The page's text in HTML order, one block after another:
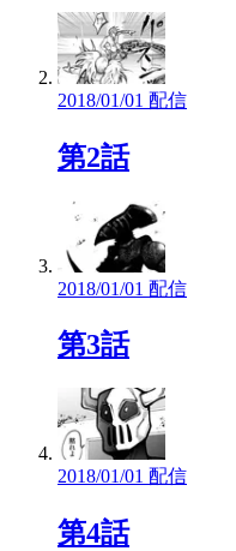
2018/01/01 配信
第2話
2018/01/01 配信
第3話
2018/01/01 配信
第4話